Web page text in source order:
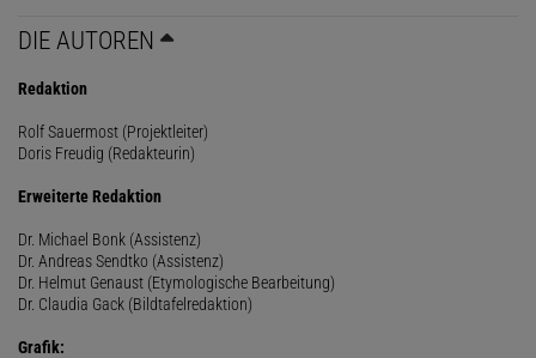
DIE AUTOREN
Redaktion
Rolf Sauermost (Projektleiter)
Doris Freudig (Redakteurin)
Erweiterte Redaktion
Dr. Michael Bonk (Assistenz)
Dr. Andreas Sendtko (Assistenz)
Dr. Helmut Genaust (Etymologische Bearbeitung)
Dr. Claudia Gack (Bildtafelredaktion)
Grafik: